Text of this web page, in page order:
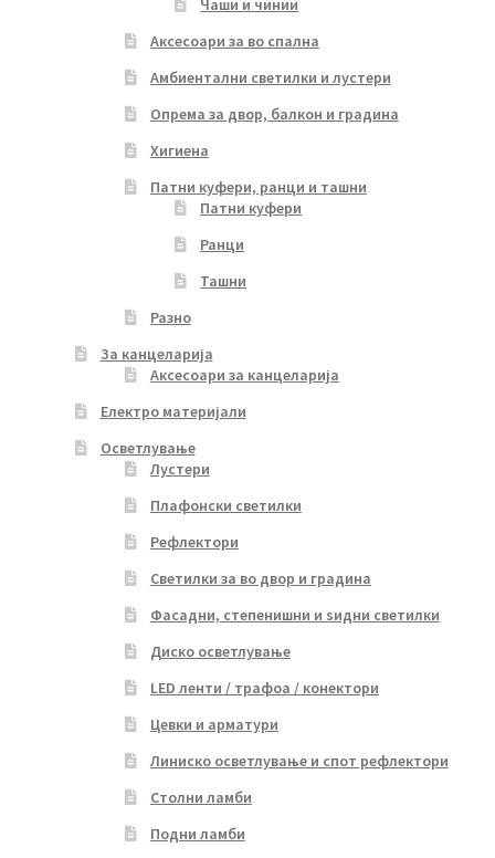
Аксесоари за во спална
Амбиентални светилки и лустери
Опрема за двор, балкон и градина
Хигиена
Патни куфери, ранци и ташни
Патни куфери
Ранци
Ташни
Разно
За канцеларија
Аксесоари за канцеларија
Електро материјали
Осветлување
Лустери
Плафонски светилки
Рефлектори
Светилки за во двор и градина
Фасадни, степенишни и ѕидни светилки
Диско осветлување
LED ленти / трафоа / конектори
Цевки и арматури
Линиско осветлување и спот рефлектори
Столни ламби
Подни ламби